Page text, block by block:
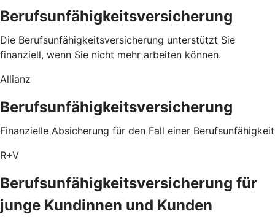
Berufsunfähigkeitsversicherung
Die Berufsunfähigkeitsversicherung unterstützt Sie
finanziell, wenn Sie nicht mehr arbeiten können.
Allianz
Berufsunfähigkeitsversicherung
Finanzielle Absicherung für den Fall einer Berufsunfähigkeit
R+V
Berufsunfähigkeitsversicherung für
junge Kundinnen und Kunden